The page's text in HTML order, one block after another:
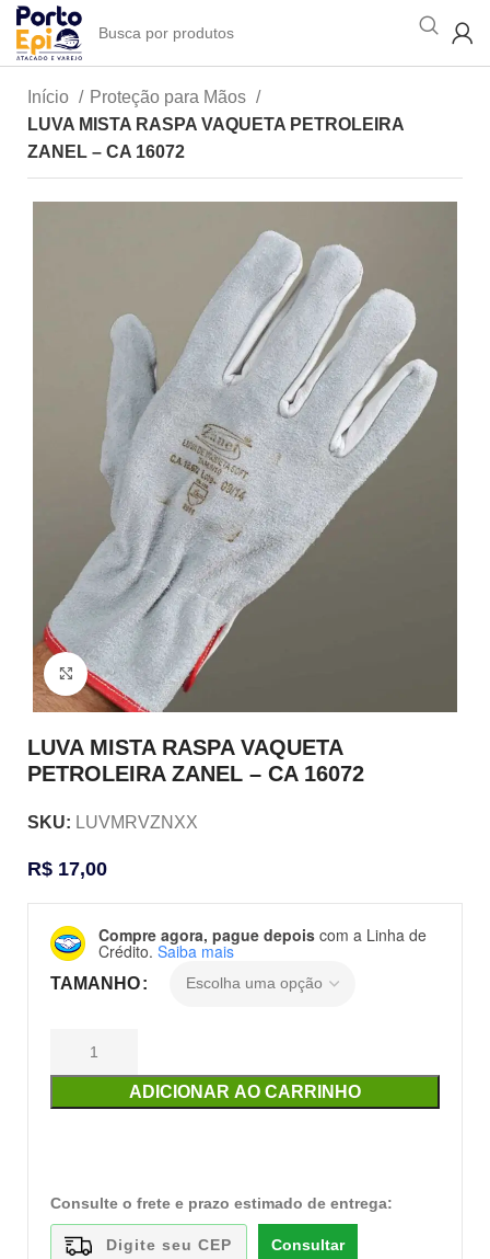
Início
Proteção para Mãos
LUVA MISTA RASPA VAQUETA PETROLEIRA
ZANEL – CA 16072
Clique para ampliar
LUVA MISTA RASPA VAQUETA
PETROLEIRA ZANEL – CA 16072
SKU: LUVMRVZNXX
R$ 17,00
Compre agora, pague depois com a Linha de
Crédito. Saiba mais
TAMANHO
ADICIONAR AO CARRINHO
Consulte o frete e prazo estimado de entrega:
Consultar